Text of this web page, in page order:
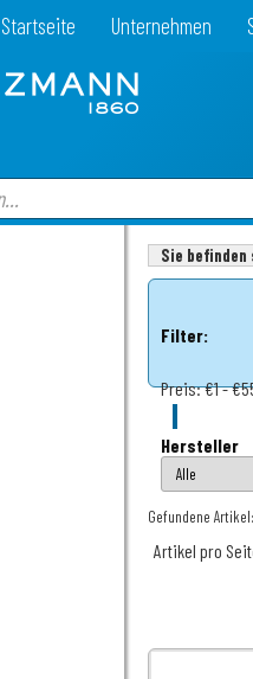
Startseite Unternehmen
Sie
Filter:
Preis:€1 -
Hersteller
Gefundene
Artikel pro